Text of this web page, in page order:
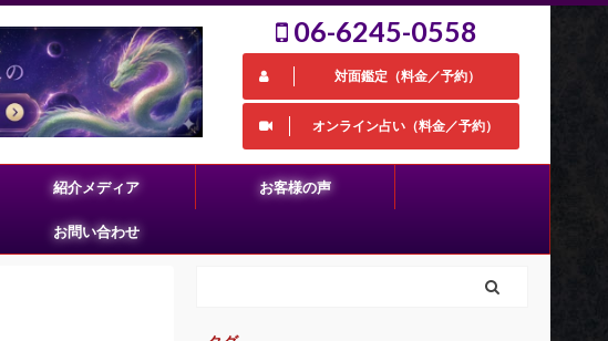
06-6245-0558
対面鑑定（料金／予約）
オンライン占い（料金／予約）
紹介メディア お客様の声
お問い合わせ